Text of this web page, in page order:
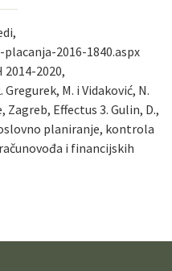
2016-1840.aspx
2020,
M. i Vidaković, N.
Effectus 3. Gulin, D.,
planiranje, kontrola
i financijskih